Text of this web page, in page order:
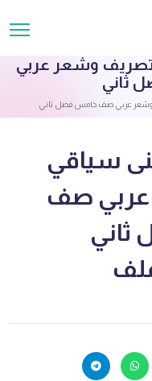
وشعر عربي
ثاني
وشعر عربي صف خامس فصل ثاني
سياقي
صف